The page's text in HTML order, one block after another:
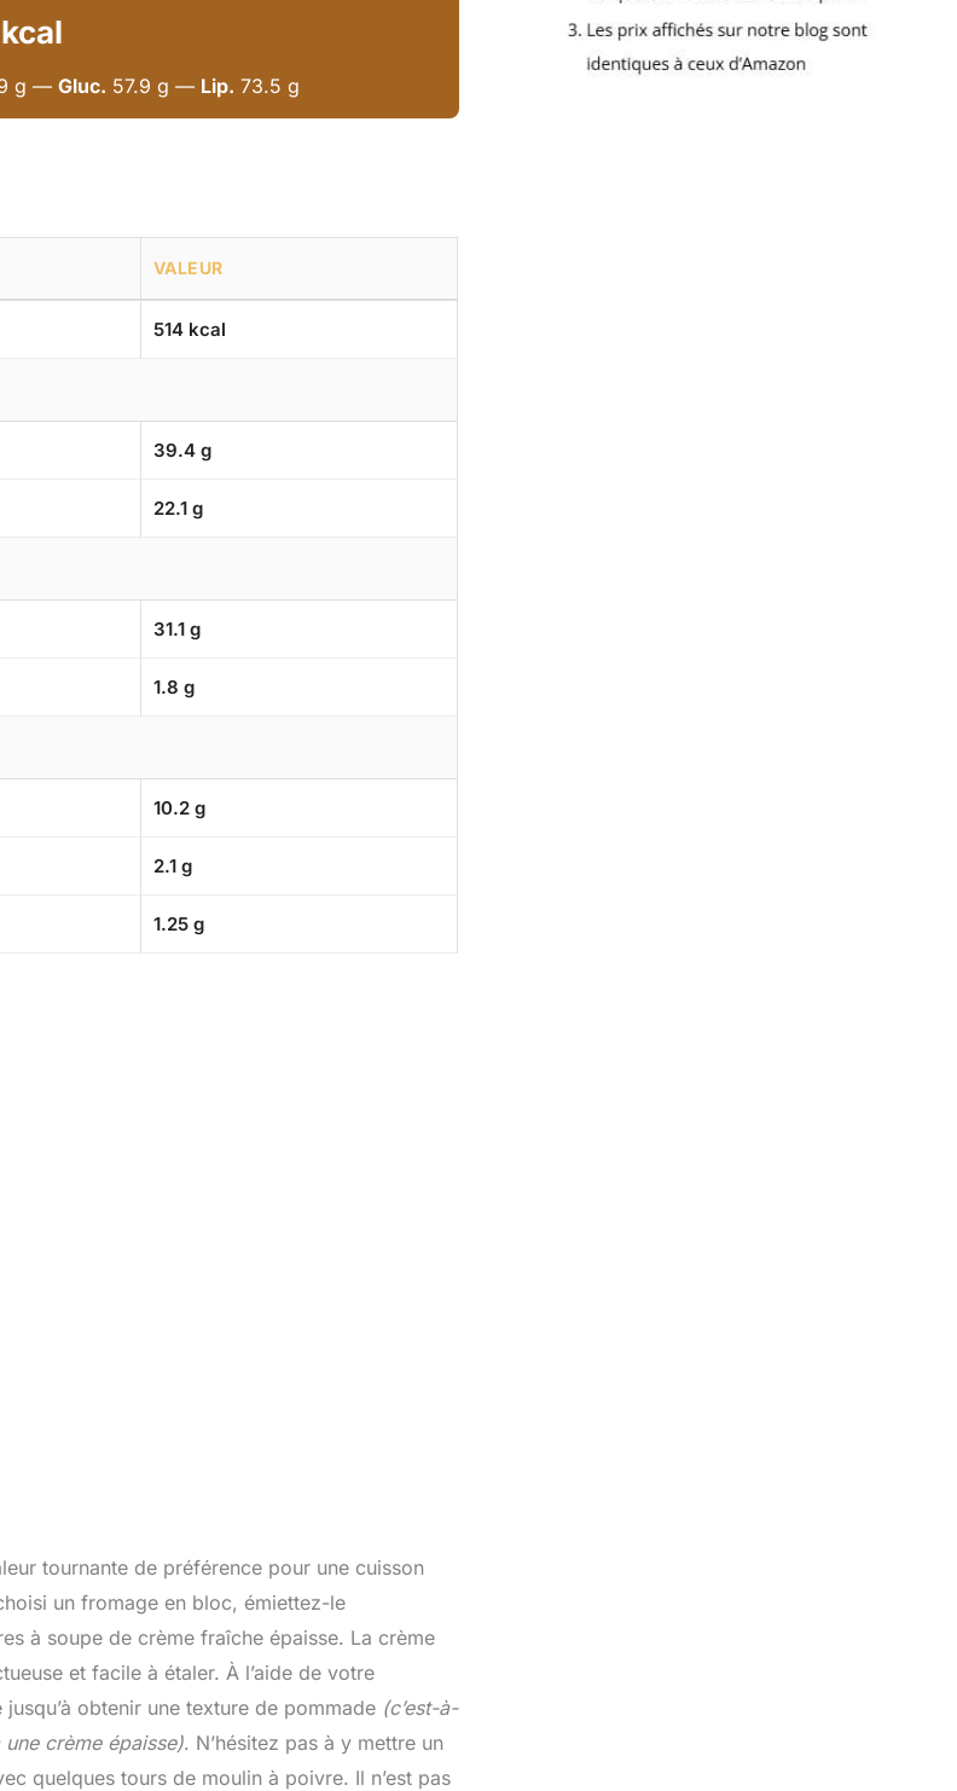
g —Gluc. 57.9 g — Lip. 73.5 g
VALEUR
514 kcal
39.4 g
22.1 g
31.1 g
1.8 g
10.2 g
2.1 g
1.25 g
tournante de préférence pour une cuisson
un fromage en bloc, émiettez-le
à soupe de crème fraîche épaisse. La crème
et facile à étaler. À l’aide de votre
obtenir une texture de pommade (c’est-à-
crème épaisse). N’hésitez pas à y mettre un
quelques tours de moulin à poivre. Il n’est pas